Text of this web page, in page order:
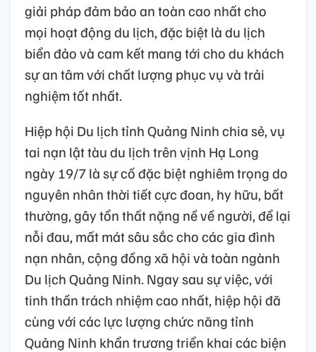
giải pháp đảm bảo an toàn cao nhất cho
mọi hoạt động du lịch, đặc biệt là du lịch
biển đảo và cam kết mang tới cho du khách
sự an tâm với chất lượng phục vụ và trải
nghiệm tốt nhất.
Hiệp hội Du lịch tỉnh Quảng Ninh chia sẻ, vụ
tai nạn lật tàu du lịch trên vịnh Hạ Long
ngày 19/7 là sự cố đặc biệt nghiêm trọng do
nguyên nhân thời tiết cực đoan, hy hữu, bất
thường, gây tổn thất nặng nề về người, để lại
nỗi đau, mất mát sâu sắc cho các gia đình
nạn nhân, cộng đồng xã hội và toàn ngành
Du lịch Quảng Ninh. Ngay sau sự việc, với
tinh thần trách nhiệm cao nhất, hiệp hội đã
cùng với các lực lượng chức năng tỉnh
Quảng Ninh khẩn trương triển khai các biện